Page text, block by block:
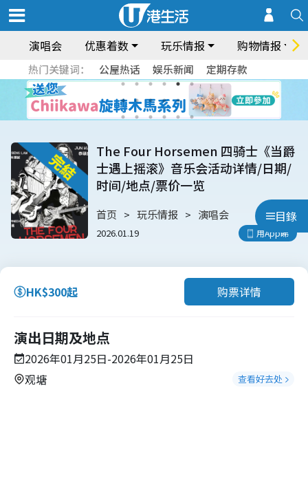
演唱会 优惠着数 玩乐情报 购物情报
热门关键词： 公屋热话 娱乐新闻 定期存款
目錄
The Four Horsemen 四骑士《当爵
士遇上摇滚》音乐会活动详情/日期/
时间/地点/票价一览
首页 玩乐情报 演唱会
2026.01.19 用App睇
HK$300起 购票详情
演出日期及地点
2026年01月25日-2026年01月25日
观塘
查看好去处